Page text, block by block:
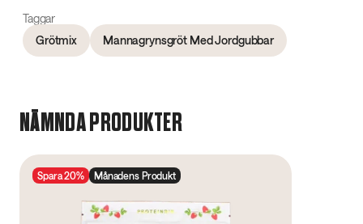
Taggar
Grötmix
Mannagrynsgröt Med Jordgubbar
NÄMNDA PRODUKTER
Spara 20% Månadens Produkt